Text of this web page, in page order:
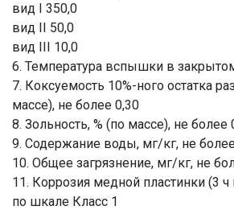
вид I 350,0
вид II 50,0
вид III 10,0
6. Температура вспышки в
7. Коксуемость 10%-ного остатка
массе), не более 0,30
8. Зольность, % (по массе), не более
9. Содержание воды, мг/кг, не
10. Общее загрязнение, мг/кг, не
11. Коррозия медной пластинки (3
по шкале Класс 1